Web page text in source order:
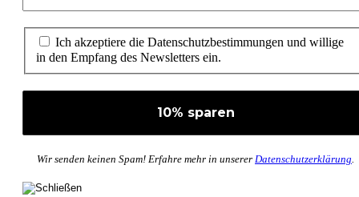
Ich akzeptiere die Datenschutzbestimmungen und willige
in den Empfang des Newsletters ein.
Wir senden keinen Spam! Erfahre mehr in unserer Datenschutzerklärung.